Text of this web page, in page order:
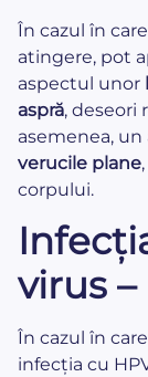
În cazul în
atingere, pot
aspectul unor
aspră, deseori
asemenea,
verucile plane
corpului.
virus
În cazul în
infecția cu